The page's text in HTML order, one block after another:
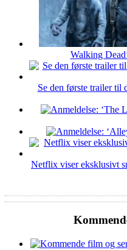
Walking
Se den første trailer til
Netflix viser eksklusivt